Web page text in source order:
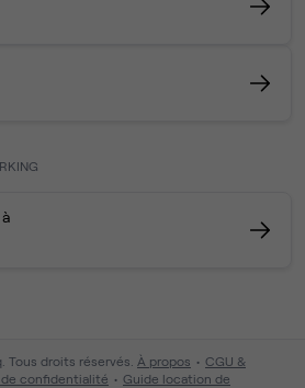
droits réservés. À propos
CGU &
confidentialité Guide location de